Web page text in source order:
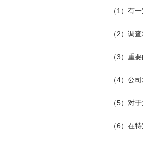
（1）有
（2）调
（3）重
（4）公
（5）对
（6）在